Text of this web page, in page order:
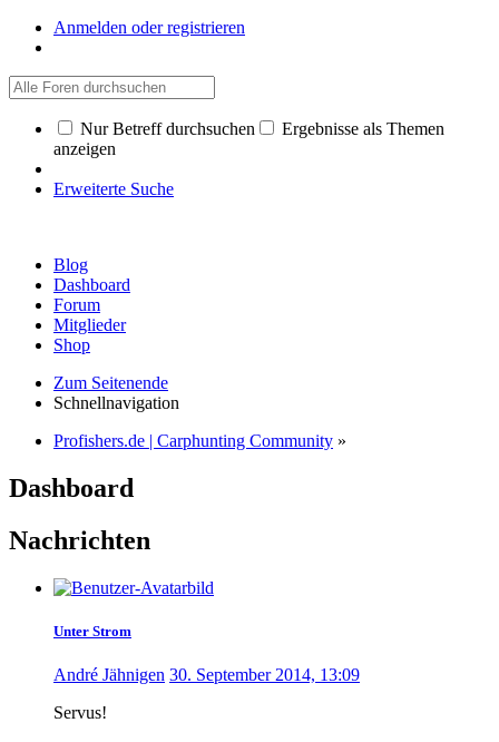
Anmelden oder registrieren
Nur Betreff durchsuchen
Ergebnisse als Themen
anzeigen
Erweiterte Suche
Blog
Dashboard
Forum
Mitglieder
Shop
Zum Seitenende
Schnellnavigation
Profishers.de | Carphunting Community »
Dashboard
Nachrichten
Unter Strom
André Jähnigen 30. September 2014, 13:09
Servus!